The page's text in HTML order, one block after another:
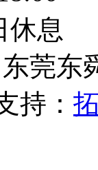
休息
莞
持：